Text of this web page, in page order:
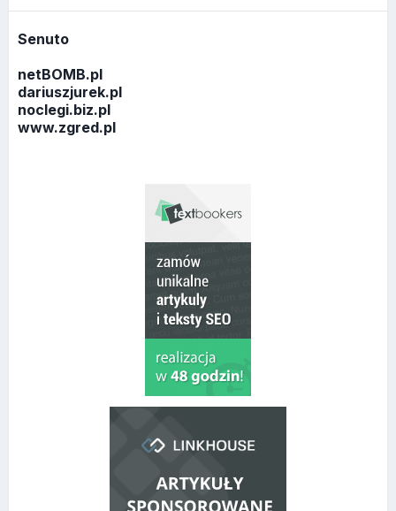
Senuto
netBOMB.pl
dariuszjurek.pl
noclegi.biz.pl
www.zgred.pl